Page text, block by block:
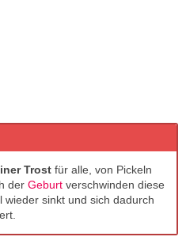
Trost für alle, von Pickeln
der Geburt verschwinden diese
sinkt und sich dadurch